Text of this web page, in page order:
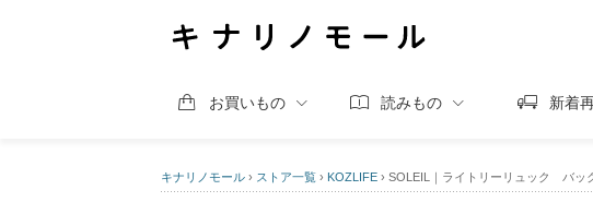
お買いもの 読みもの 新着
キナリノモール › ストア一覧 › KOZLIFE › SOLEIL｜ライトリーリュック バッ